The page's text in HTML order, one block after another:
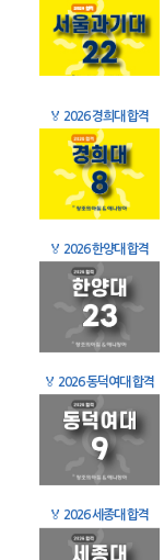
🏅 2026 경희대 합격
🏅 2026 한양대 합격
🏅 2026 동덕여대 합격
🏅 2026 세종대 합격